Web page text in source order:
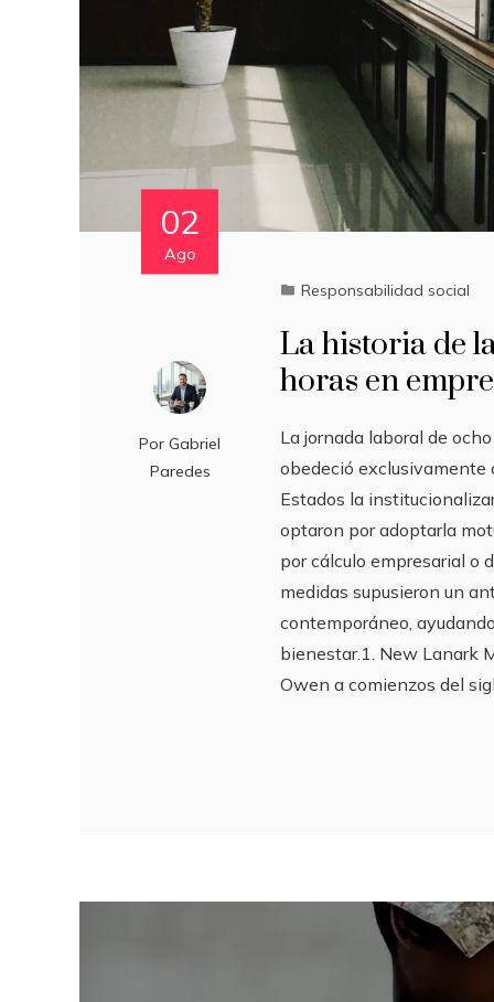
02
Ago
PorGabriel
Paredes
Responsabilidad social
La historia de
horas en
La jornada laboral de
obedeció exclusivamente
Estados la
optaron por adoptarla
por cálculo empresarial o
medidas supusieron un
contemporáneo,
bienestar.1. New Lanark
Owen a comienzos del